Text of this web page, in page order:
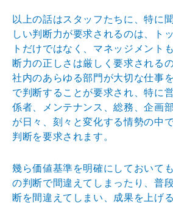
以上の話はスタッフたちに、特に
しい判断力が要求されるのは、ト
トだけではなく、マネッジメント
断力の正しさは厳しく要求される
社内のあらゆる部門が大切な仕事
で判断することが要求され、特に
係者、メンテナンス、総務、企画
が日々、刻々と変化する情勢の中
判断を要求されます。
幾ら価値基準を明確にしておいて
の判断で間違えてしまったり、普
断を間違えてしまい、成果を上げ